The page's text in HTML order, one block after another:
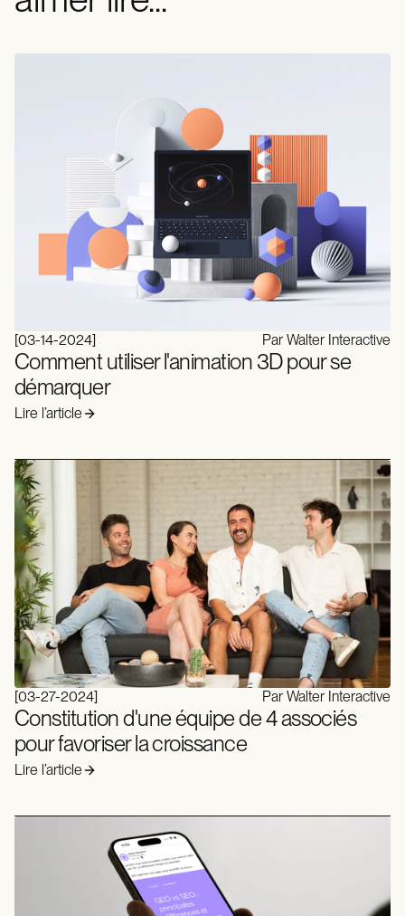
[03-14-2024] Par Walter Interactive
Comment utiliser l'animation 3D pour se
démarquer
Lire l’article
[03-27-2024] Par Walter Interactive
Constitution d'une équipe de 4 associés
pour favoriser la croissance
Lire l’article